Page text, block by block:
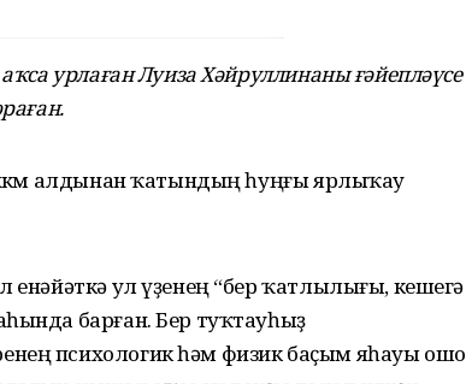
урлаған Луиза Хәйруллинаны ғәйепләүсе
алдынан ҡатындың һуңғы ярлыҡау
ул үҙенең “бер ҡатлылығы, кешегә
барған. Бер туҡтауһыҙ
психологик һәм физик баҫым яһауы ошо